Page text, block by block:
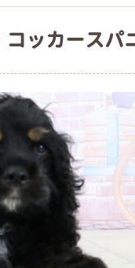
ッカースパ